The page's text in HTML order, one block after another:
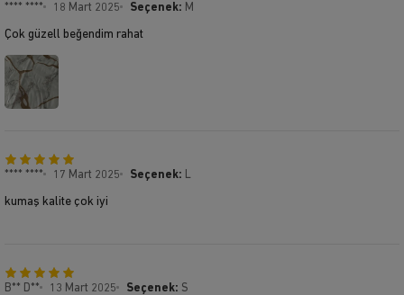
**** **** 18 Mart 2025 Seçenek: M
Çok güzell beğendim rahat
**** **** 17 Mart 2025 Seçenek:
kumaş kalite çok iyi
B** D** 13 Mart 2025 Seçenek: S